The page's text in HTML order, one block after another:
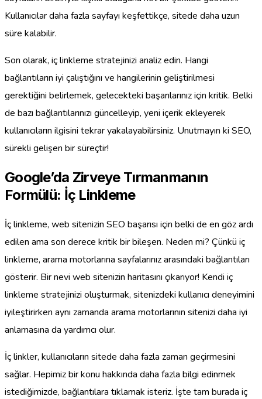
Kullanıcılar daha fazla sayfayı keşfettikçe, sitede daha uzun
süre kalabilir.
Son olarak, iç linkleme stratejinizi analiz edin. Hangi
bağlantıların iyi çalıştığını ve hangilerinin geliştirilmesi
gerektiğini belirlemek, gelecekteki başarılarınız için kritik. Belki
de bazı bağlantılarınızı güncelleyip, yeni içerik ekleyerek
kullanıcıların ilgisini tekrar yakalayabilirsiniz. Unutmayın ki SEO,
sürekli gelişen bir süreçtir!
Google’da Zirveye Tırmanmanın
Formülü: İç Linkleme
İç linkleme, web sitenizin SEO başarısı için belki de en göz ardı
edilen ama son derece kritik bir bileşen. Neden mi? Çünkü iç
linkleme, arama motorlarına sayfalarınız arasındaki bağlantıları
gösterir. Bir nevi web sitenizin haritasını çıkarıyor! Kendi iç
linkleme stratejinizi oluşturmak, sitenizdeki kullanıcı deneyimini
iyileştirirken aynı zamanda arama motorlarının sitenizi daha iyi
anlamasına da yardımcı olur.
İç linkler, kullanıcıların sitede daha fazla zaman geçirmesini
sağlar. Hepimiz bir konu hakkında daha fazla bilgi edinmek
istediğimizde, bağlantılara tıklamak isteriz. İşte tam burada iç